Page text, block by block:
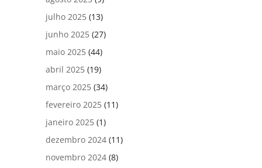
julho 2025 (13)
junho 2025 (27)
maio 2025 (44)
abril 2025 (19)
março 2025 (34)
fevereiro 2025 (11)
janeiro 2025 (1)
dezembro 2024 (11)
novembro 2024 (8)